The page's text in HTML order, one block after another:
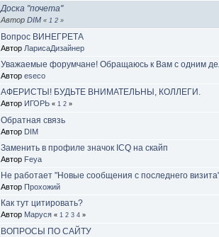
Доска "почета"
Автор DIM « 1 2 »
Вопрос ВИНЕГРЕТА
Автор ЛарисаДизайнер
Уважаемые форумчане! Обращаюсь к Вам с одним
Автор eseco
АФЕРИСТЫ! БУДЬТЕ ВНИМАТЕЛЬНЫ, КОЛЛЕГИ.
Автор ИГОРЬ « 1 2 »
Обратная связь
Автор DIM
Заменить в профиле значок ICQ на скайп
Автор Feya
Не работает "Новые сообщения с последнего
Автор Прохожий
Как тут цитировать?
Автор Маруся « 1 2 3 4 »
ВОПРОСЫ ПО САЙТУ